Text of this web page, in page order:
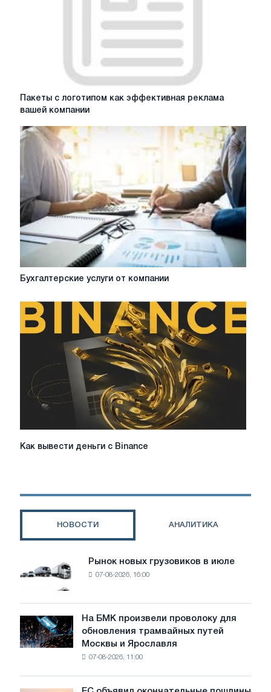
Пакеты
как
эффективная
реклама
вашей
компании
Пакеты с логотипом как эффективная реклама
вашей компании
Бухгалтерские
услуги
компании
Бухгалтерские услуги от компании
Как
Как вывести деньги с Binance
НОВОСТИ АНАЛИТИКА
Рынок
новых
грузовиков
в
июле
Рынок новых грузовиков в июле
07-08-2026, 16:00
На
БМК
произвели
На БМК произвели проволоку для
обновления трамвайных путей
Москвы и Ярославля
07-08-2026, 11:00